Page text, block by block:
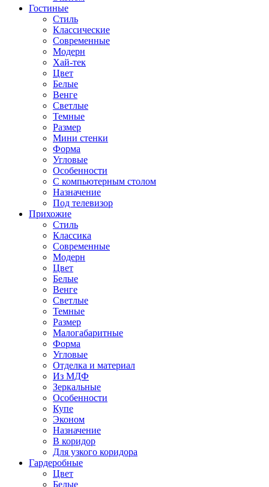
Гостиные
Стиль
Классические
Современные
Модерн
Хай-тек
Цвет
Белые
Венге
Светлые
Темные
Размер
Мини стенки
Форма
Угловые
Особенности
С компьютерным столом
Назначение
Под телевизор
Прихожие
Стиль
Классика
Современные
Модерн
Цвет
Белые
Венге
Светлые
Темные
Размер
Малогабаритные
Форма
Угловые
Отделка и материал
Из МДФ
Зеркальные
Особенности
Купе
Эконом
Назначение
В коридор
Для узкого коридора
Гардеробные
Цвет
Белые